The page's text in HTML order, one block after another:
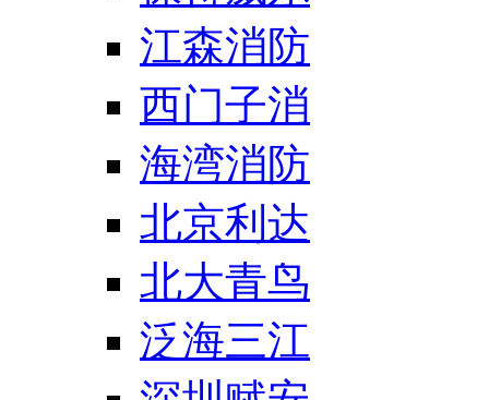
江森消防
西门子消
海湾消防
北京利达
北大青鸟
泛海三江